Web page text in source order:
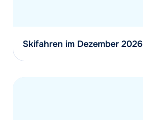
Skifahren im Dezember 2026